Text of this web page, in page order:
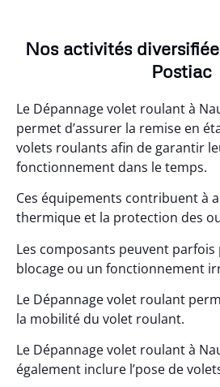
Nos activités
Postiac
Le Dépannage volet roulant à
permet d’assurer la remise en
volets roulants afin de garantir
fonctionnement dans le temps.
Ces équipements contribuent à
thermique et la protection des
Les composants peuvent
blocage ou un fonctionnement
Le Dépannage volet roulant
la mobilité du volet roulant.
Le Dépannage volet roulant à
également inclure l’pose de